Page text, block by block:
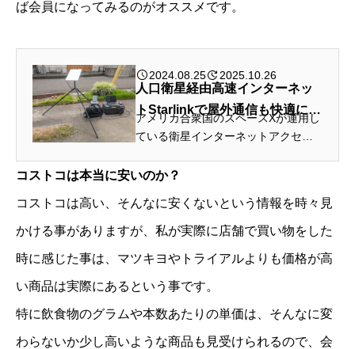
ば会員になってみるのがオススメです。
2024.08.25 2025.10.26
人口衛星経由高速インターネッ
トStarlinkで屋外通信も快適に！
契約方法とレビュー！
アメリカ合衆国のスペースXが運用し
ている衛星インターネットアクセス
の契約をしたので、実際にパソコン
他、消費電力などを屋外のライブ配
信テ...
コストコは本当に安いのか？
コストコは高い、そんなに安くないという情報を時々見
かける事がありますが、私が実際に店舗で買い物をした
時に感じた事は、マツキヨやトライアルよりも価格が高
い商品は実際にあるという事です。
特に飲食物のグラムや本数あたりの単価は、そんなに変
わらないか少し高いような商品も見受けられるので、会